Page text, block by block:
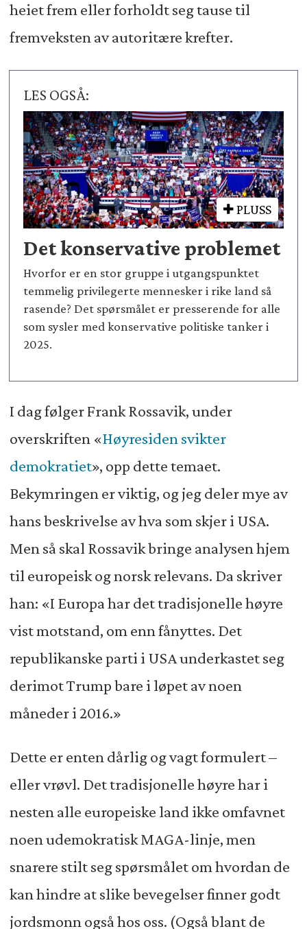
heiet frem eller forholdt seg tause til
fremveksten av autoritære krefter.
LES OGSÅ:
PLUSS
Det konservative problemet
Hvorfor er en stor gruppe i utgangspunktet
temmelig privilegerte mennesker i rike land så
rasende? Det spørsmålet er presserende for alle
som sysler med konservative politiske tanker i
2025.
I dag følger Frank Rossavik, under
overskriften «Høyresiden svikter
demokratiet», opp dette temaet.
Bekymringen er viktig, og jeg deler mye av
hans beskrivelse av hva som skjer i USA.
Men så skal Rossavik bringe analysen hjem
til europeisk og norsk relevans. Da skriver
han: «I Europa har det tradisjonelle høyre
vist motstand, om enn fånyttes. Det
republikanske parti i USA underkastet seg
derimot Trump bare i løpet av noen
måneder i 2016.»
Dette er enten dårlig og vagt formulert –
eller vrøvl. Det tradisjonelle høyre har i
nesten alle europeiske land ikke omfavnet
noen udemokratisk MAGA-linje, men
snarere stilt seg spørsmålet om hvordan de
kan hindre at slike bevegelser finner godt
jordsmonn også hos oss. (Også blant de